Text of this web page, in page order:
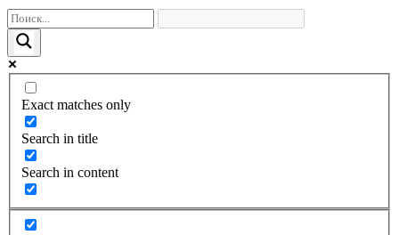
Exact matches only
Search in title
Search in content